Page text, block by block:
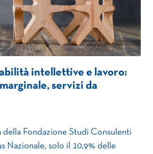
intellettive e lavoro:
servizi da
della Fondazione Studi Consulenti
Nazionale, solo il 10,9% delle